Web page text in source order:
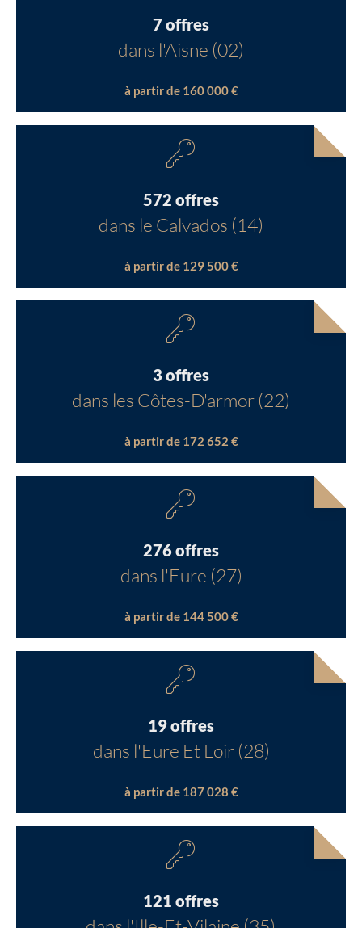
7 offres
dans l'Aisne (02)
à partir de 160 000 €
572 offres
dans le Calvados (14)
à partir de 129 500 €
3 offres
dans les Côtes-D'armor (22)
à partir de 172 652 €
276 offres
dans l'Eure (27)
à partir de 144 500 €
19 offres
dans l'Eure Et Loir (28)
à partir de 187 028 €
121 offres